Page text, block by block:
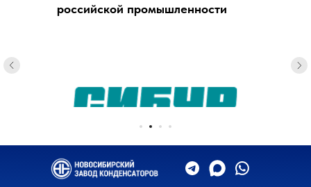
российской промышленности